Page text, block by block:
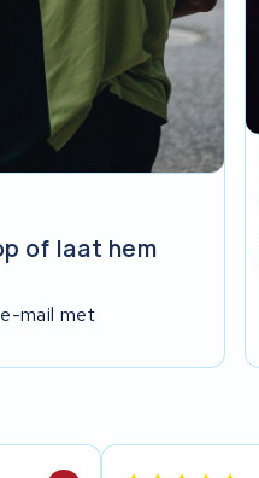
of laat hem
mail met